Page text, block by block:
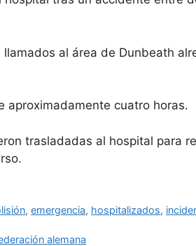
al área de Dunbeath
aproximadamente cuatro horas.
trasladadas al hospital para
,emergencia, hospitalizados,
alemana